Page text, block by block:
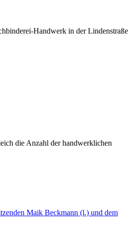
Handwerk in der Lindenstraße
die Anzahl der handwerklichen